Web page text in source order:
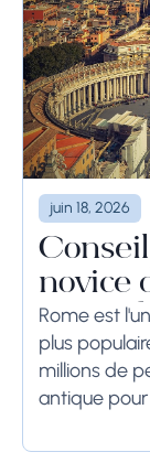
juin 18, 2026
novice
avant
Rome est
plus
millions de
antique
culture. Si